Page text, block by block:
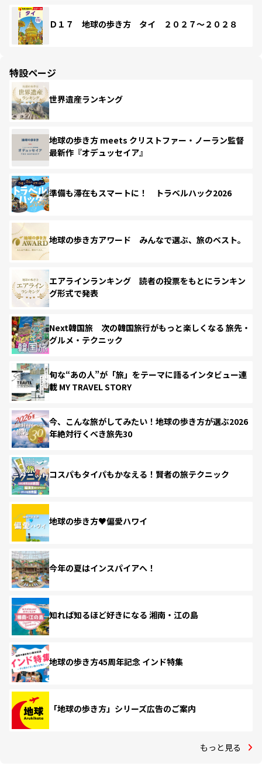
Ｄ１７ 地球の歩き方 タイ ２０２７～２０２８
特設ページ
世界遺産ランキング
地球の歩き方 meets クリストファー・ノーラン監督
最新作『オデュッセイア』
準備も滞在もスマートに！ トラベルハック2026
地球の歩き方アワード みんなで選ぶ、旅のベスト。
エアラインランキング 読者の投票をもとにランキン
グ形式で発表
Next韓国旅 次の韓国旅行がもっと楽しくなる 旅先・
グルメ・テクニック
旬な“あの人”が「旅」をテーマに語るインタビュー連
載 MY TRAVEL STORY
今、こんな旅がしてみたい！地球の歩き方が選ぶ2026
年絶対行くべき旅先30
コスパもタイパもかなえる！賢者の旅テクニック
地球の歩き方♥偏愛ハワイ
今年の夏はインスパイアへ！
知れば知るほど好きになる 湘南・江の島
地球の歩き方45周年記念 インド特集
「地球の歩き方」シリーズ広告のご案内
もっと見る